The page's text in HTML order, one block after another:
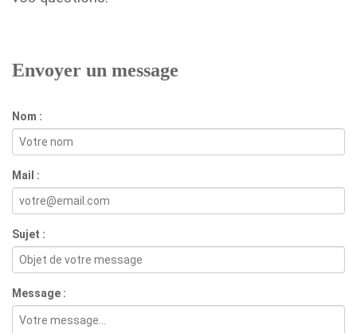
vos questions.
Envoyer un message
Nom :
Mail :
Sujet :